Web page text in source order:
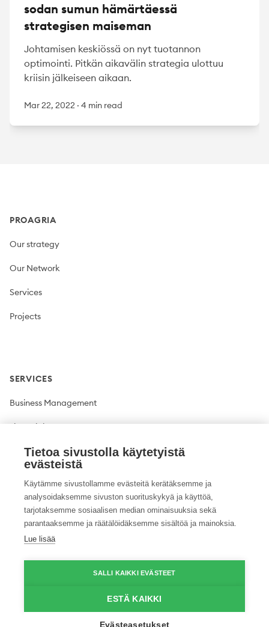
sodan sumun hämärtäessä
strategisen maiseman
Johtamisen keskiössä on nyt tuotannon
optimointi. Pitkän aikavälin strategia ulottuu
kriisin jälkeiseen aikaan.
Mar 22, 2022 · 4 min read
PROAGRIA
Our strategy
Our Network
Services
Projects
SERVICES
Business Management
Financial Management
Plant production
Climate solutions
© 2026 ProAgria. All rights reserved.
Tietoa sivustolla käytetyistä
evästeistä
Käytämme sivustollamme evästeitä kerätäksemme ja
analysoidaksemme sivuston suorituskykyä ja käyttöä,
tarjotaksemme sosiaalisen median ominaisuuksia sekä
parantaaksemme ja räätälöidäksemme sisältöä ja mainoksia.
Lue lisää
SALLI KAIKKI EVÄSTEET
ESTÄ KAIKKI
Evästeasetukset